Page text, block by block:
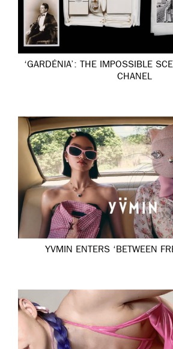
‘GARDÉNIA’: THE IMPOSSIBLE
CHANEL
YVMIN ENTERS ‘BETWEEN